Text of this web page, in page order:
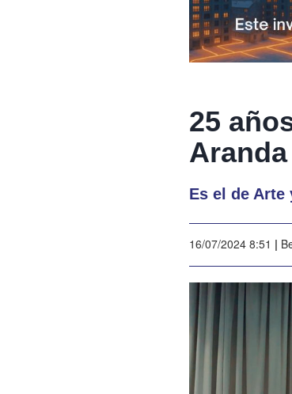
25
Aranda
Es el de Arte
16/07/2024 8:51 |